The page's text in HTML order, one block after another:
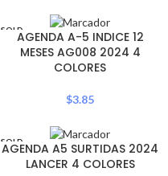
SOLD
OUTAGENDA A-5 INDICE 12
MESES AG008 2024 4
COLORES
$3.85
SOLD
OUT
AGENDA A5 SURTIDAS 2024
LANCER 4 COLORES